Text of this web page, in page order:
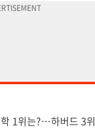
1위는?…하버드 3위